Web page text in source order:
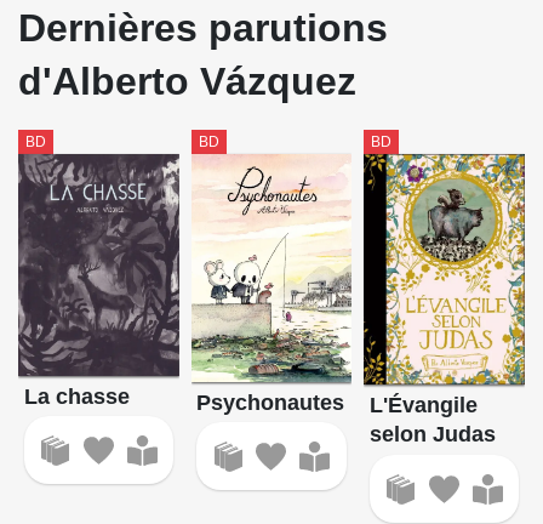
Dernières parutions
d'Alberto Vázquez
BD
La chasse
BD
Psychonautes
BD
L'Évangile
selon Judas